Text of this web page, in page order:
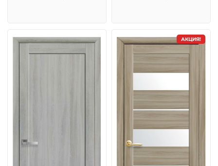
АКЦИЯ!